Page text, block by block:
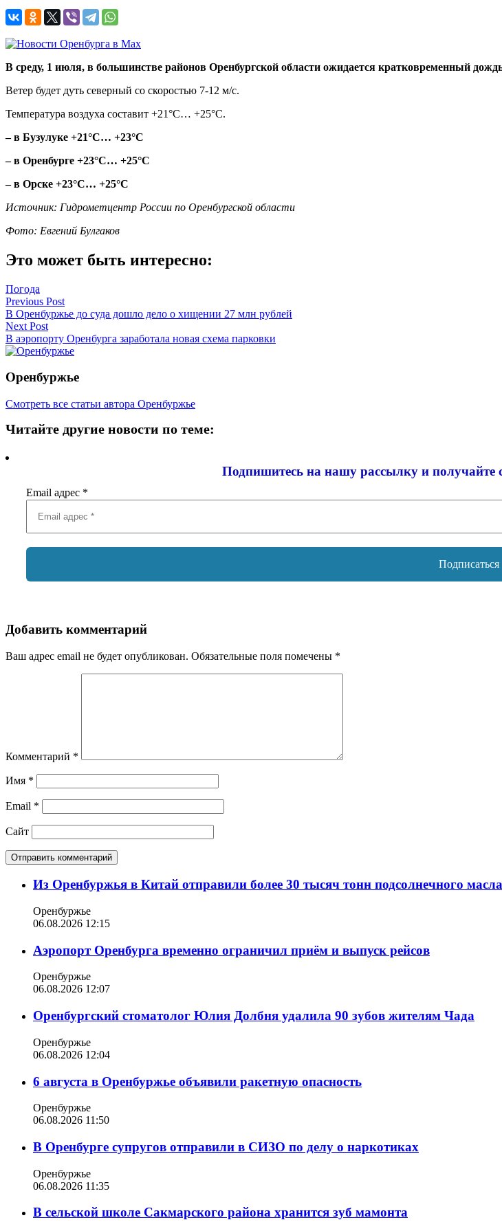
В среду, 1 июля, в большинстве районов Оренбургской области ожидается кратковременный
Ветер будет дуть северный со скоростью 7-12 м/с.
Температура воздуха составит +21°C… +25°C.
– в Бузулуке +21°C… +23°C
– в Оренбурге +23°C… +25°C
– в Орске +23°C… +25°C
Источник: Гидрометцентр России по Оренбургской области
Фото: Евгений Булгаков
Это может быть интересно:
Погода
Навигация
по
записям
Previous Post
В Оренбуржье до суда дошло дело о хищении 27 млн рублей
Next Post
В аэропорту Оренбурга заработала новая схема парковки
Оренбуржье
Смотреть все статьи автора Оренбуржье
Читайте другие новости по теме:
Подпишитесь на нашу рассылку и получайте
Email адрес *
Добавить комментарий
Ваш адрес email не будет опубликован. Обязательные поля помечены *
Комментарий *
Имя *
Email *
Сайт
Из Оренбуржья в Китай отправили более 30 тысяч тонн подсолнечного масла
Оренбуржье
06.08.2026 12:15
Аэропорт Оренбурга временно ограничил приём и выпуск рейсов
Оренбуржье
06.08.2026 12:07
Оренбургский стоматолог Юлия Долбня удалила 90 зубов жителям Чада
Оренбуржье
06.08.2026 12:04
6 августа в Оренбуржье объявили ракетную опасность
Оренбуржье
06.08.2026 11:50
В Оренбурге супругов отправили в СИЗО по делу о наркотиках
Оренбуржье
06.08.2026 11:35
В сельской школе Сакмарского района хранится зуб мамонта